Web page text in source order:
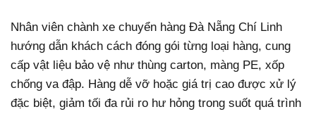
Nhân viên chành xe chuyển hàng Đà Nẵng Chí Linh
hướng dẫn khách cách đóng gói từng loại hàng, cung
cấp vật liệu bảo vệ như thùng carton, màng PE, xốp
chống va đập. Hàng dễ vỡ hoặc giá trị cao được xử lý
đặc biệt, giảm tối đa rủi ro hư hỏng trong suốt quá trình